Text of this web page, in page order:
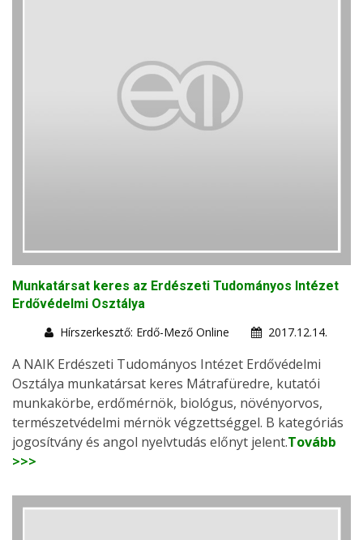
Munkatársat keres az Erdészeti Tudományos Intézet
Erdővédelmi Osztálya
Hírszerkesztő: Erdő-Mező Online
2017.12.14.
A NAIK Erdészeti Tudományos Intézet Erdővédelmi
Osztálya munkatársat keres Mátrafüredre, kutatói
munkakörbe, erdőmérnök, biológus, növényorvos,
természetvédelmi mérnök végzettséggel. B kategóriás
jogosítvány és angol nyelvtudás előnyt jelent.Tovább
>>>